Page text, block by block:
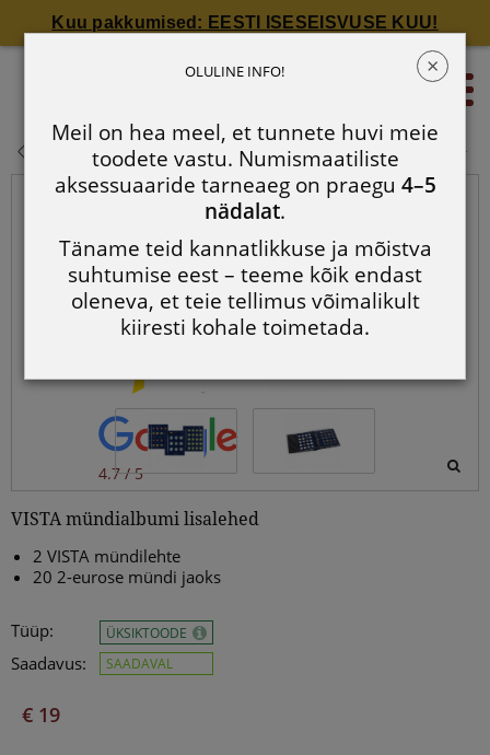
Kuu pakkumised: EESTI ISESEISVUSE KUU!
4.7 / 5
VISTA mündialbumi lisalehed
VISTA mündialbumi lisalehed
2 VISTA mündilehte
20 2-eurose mündi jaoks
Tüüp:
Saadavus:
ÜKSIKTOODE
SAADAVAL
€ 19
VISTA mündialbumi lisalehed
×
OLULINE INFO!
Meil on hea meel, et tunnete huvi meie
toodete vastu. Numismaatiliste
aksessuaaride tarneaeg on praegu 4–5
nädalat.
Täname teid kannatlikkuse ja mõistva
suhtumise eest – teeme kõik endast
oleneva, et teie tellimus võimalikult
kiiresti kohale toimetada.